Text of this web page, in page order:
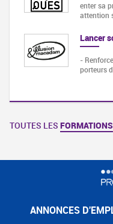
enter sa
attention
Lancer
-
porteurs
TOUTES LES FORMATIONS
ANNONCES